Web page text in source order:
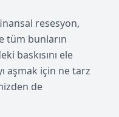
resesyon,
tüm bunların
baskısını ele
aşmak için ne tarz
de